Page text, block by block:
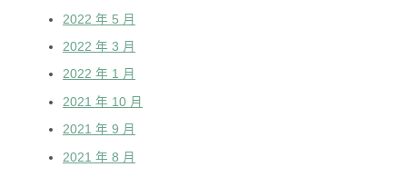
2022 年 5 月
2022 年 3 月
2022 年 1 月
2021 年 10 月
2021 年 9 月
2021 年 8 月